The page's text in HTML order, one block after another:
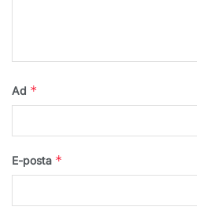
Ad *
E-posta *